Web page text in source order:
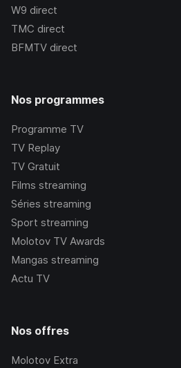
W9 direct
TMC direct
BFMTV direct
Nos programmes
Programme TV
TV Replay
TV Gratuit
Films streaming
Séries streaming
Sport streaming
Molotov TV Awards
Mangas streaming
Actu TV
Nos offres
Molotov Extra